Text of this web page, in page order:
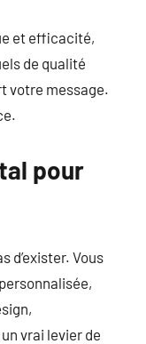
et efficacité,
de qualité
votre message.
pour
d’exister. Vous
vrai levier de